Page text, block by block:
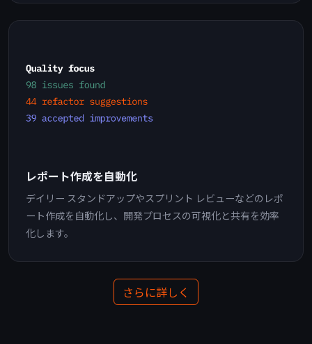
レポート作成を自動化
デイリー スタンドアップやスプリント レビューなどのレポ
ート作成を自動化し、開発プロセスの可視化と共有を効率
化します。
さらに詳しく